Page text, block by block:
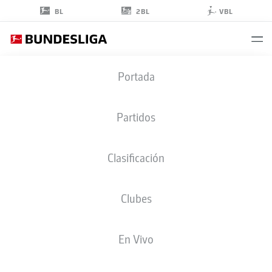
BL 2BL VBL
Portada
Partidos
Clasificación
Clubes
En Vivo